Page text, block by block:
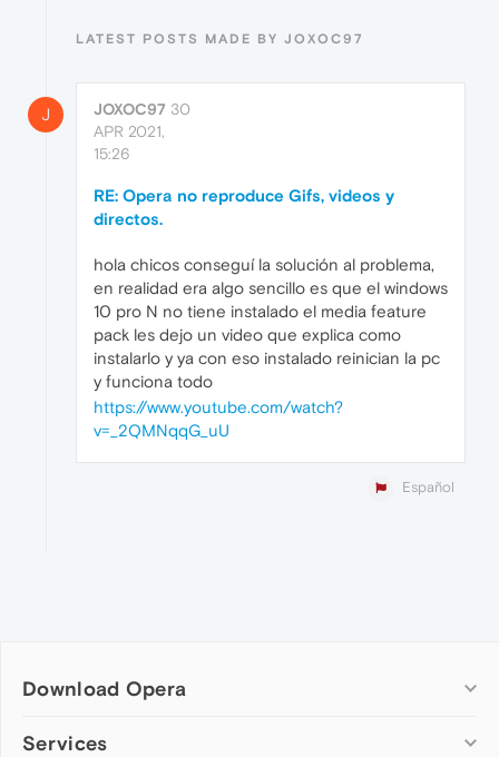
LATEST POSTS MADE BY JOXOC97
J JOXOC97 30
APR 2021,
15:26
RE: Opera no reproduce Gifs, videos y
directos.
hola chicos conseguí la solución al problema,
en realidad era algo sencillo es que el windows
10 pro N no tiene instalado el media feature
pack les dejo un video que explica como
instalarlo y ya con eso instalado reinician la pc
y funciona todo
https://www.youtube.com/watch?
v=_2QMNqqG_uU
Español
Download Opera
Computer browsers
Services